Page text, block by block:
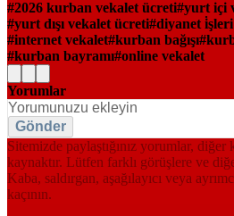
2026 kurban vekalet ücreti yurt içi
yurt dışı vekalet ücreti diyanet i̇şleri
internet vekalet kurban bağışı
kurban bayramı online vekalet
Yorumlar
Gönder
Sitemizde paylaştığınız yorumlar,
kaynaktır. Lütfen farklı görüşlere ve
Kaba, saldırgan, aşağılayıcı veya
kaçının.